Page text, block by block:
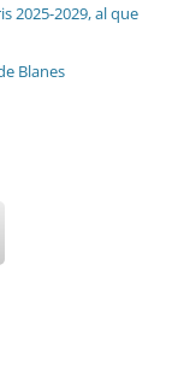
2025-2029, al que
Blanes